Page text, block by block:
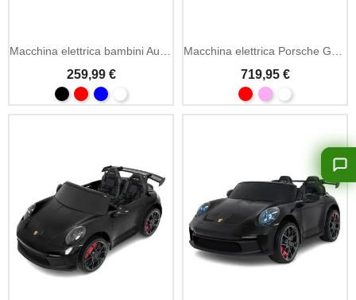
259,99 € 719,95 €